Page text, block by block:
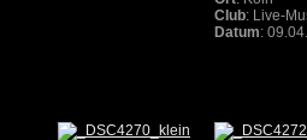
Club: Live-
Datum: